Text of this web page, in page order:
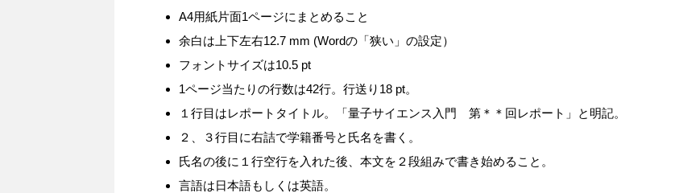
A4用紙片面1ページにまとめること
余白は上下左右12.7 mm (Wordの「狭い」の設定）
フォントサイズは10.5 pt
1ページ当たりの行数は42行。行送り18 pt。
１行目はレポートタイトル。「量子サイエンス入門 第＊＊回レポート」と明記。
２、３行目に右詰で学籍番号と氏名を書く。
氏名の後に１行空行を入れた後、本文を２段組みで書き始めること。
言語は日本語もしくは英語。